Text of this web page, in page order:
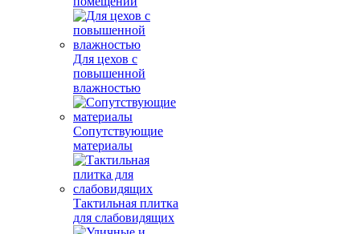
Для цехов с
повышенной
влажностью
Сопутствующие
материалы
Тактильная плитка
для слабовидящих